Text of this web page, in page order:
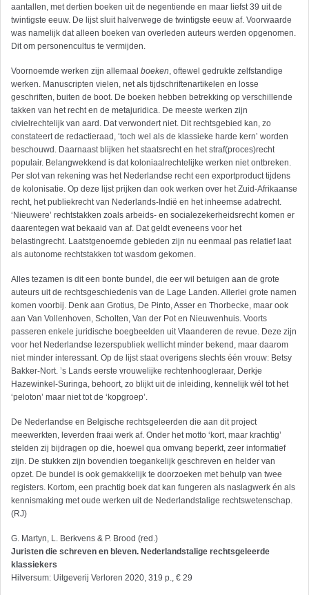
aantallen, met dertien boeken uit de negentiende en maar liefst 39 uit de
twintigste eeuw. De lijst sluit halverwege de twintigste eeuw af. Voorwaarde
was namelijk dat alleen boeken van overleden auteurs werden opgenomen.
Dit om personencultus te vermijden.
Voornoemde werken zijn allemaal boeken, oftewel gedrukte zelfstandige
werken. Manuscripten vielen, net als tijdschriftenartikelen en losse
geschriften, buiten de boot. De boeken hebben betrekking op verschillende
takken van het recht en de metajuridica. De meeste werken zijn
civielrechtelijk van aard. Dat verwondert niet. Dit rechtsgebied kan, zo
constateert de redactieraad, ‘toch wel als de klassieke harde kern’ worden
beschouwd. Daarnaast blijken het staatsrecht en het straf(proces)recht
populair. Belangwekkend is dat koloniaalrechtelijke werken niet ontbreken.
Per slot van rekening was het Nederlandse recht een exportproduct tijdens
de kolonisatie. Op deze lijst prijken dan ook werken over het Zuid-Afrikaanse
recht, het publiekrecht van Nederlands-Indië en het inheemse adatrecht.
‘Nieuwere’ rechtstakken zoals arbeids- en socialezekerheidsrecht komen er
daarentegen wat bekaaid van af. Dat geldt eveneens voor het
belastingrecht. Laatstgenoemde gebieden zijn nu eenmaal pas relatief laat
als autonome rechts­takken tot wasdom gekomen.
Alles tezamen is dit een bonte bundel, die eer wil betuigen aan de grote
auteurs uit de rechtsgeschiedenis van de Lage Landen. Allerlei grote namen
komen voorbij. Denk aan Grotius, De Pinto, Asser en Thorbecke, maar ook
aan Van Vollenhoven, Scholten, Van der Pot en Nieuwenhuis. Voorts
passeren enkele juridische boegbeelden uit Vlaanderen de revue. Deze zijn
voor het Nederlandse lezerspubliek wellicht minder bekend, maar daarom
niet minder interessant. Op de lijst staat overigens slechts één vrouw: Betsy
Bakker-Nort. ’s Lands eerste vrouwelijke rechtenhoogleraar, Derkje
Hazewinkel-Suringa, behoort, zo blijkt uit de inleiding, kennelijk wél tot het
‘peloton’ maar niet tot de ‘kopgroep’.
De Nederlandse en Belgische rechtsgeleerden die aan dit project
meewerkten, leverden fraai werk af. Onder het motto ‘kort, maar krachtig’
stelden zij bijdragen op die, hoewel qua omvang beperkt, zeer informatief
zijn. De stukken zijn bovendien toegankelijk geschreven en helder van
opzet. De bundel is ook gemakkelijk te doorzoeken met behulp van twee
registers. Kortom, een prachtig boek dat kan fungeren als naslagwerk én als
kennismaking met oude werken uit de Nederlandstalige rechtswetenschap.
(RJ)
G. Martyn, L. Berkvens & P. Brood (red.)
Juristen die schreven en bleven. Nederlandstalige rechtsgeleerde
klassiekers
Hilversum: Uitgeverij Verloren 2020, 319 p., € 29